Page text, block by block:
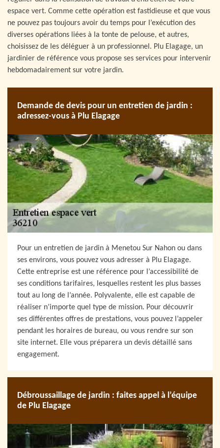
espace vert. Comme cette opération est fastidieuse et que vous
ne pouvez pas toujours avoir du temps pour l’exécution des
diverses opérations liées à la tonte de pelouse, et autres,
choisissez de les déléguer à un professionnel. Plu Elagage, un
jardinier de référence vous propose ses services pour intervenir
hebdomadairement sur votre jardin.
Demande de devis pour un entretien de jardin :
adressez-vous à Plu Elagage
Pour un entretien de jardin à Menetou Sur Nahon ou dans
ses environs, vous pouvez vous adresser à Plu Elagage.
Cette entreprise est une référence pour l’accessibilité de
ses conditions tarifaires, lesquelles restent les plus basses
tout au long de l’année. Polyvalente, elle est capable de
réaliser n’importe quel type de mission. Pour découvrir
ses différentes offres de prestations, vous pouvez l’appeler
pendant les horaires de bureau, ou vous rendre sur son
site internet. Elle vous préparera un devis détaillé sans
engagement.
Débroussaillage de jardin : faites appel à l’équipe
de Plu Elagage